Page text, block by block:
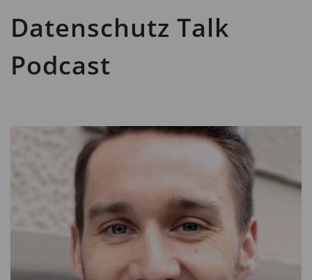
Datenschutz Talk
Podcast